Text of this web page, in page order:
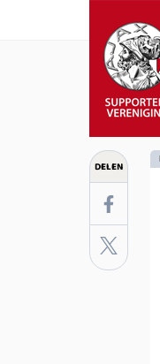
DELEN